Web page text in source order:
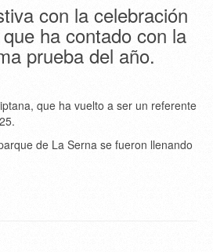
con la celebración
ha contado con la
prueba del año.
que ha vuelto a ser un referente
de La Serna se fueron llenando